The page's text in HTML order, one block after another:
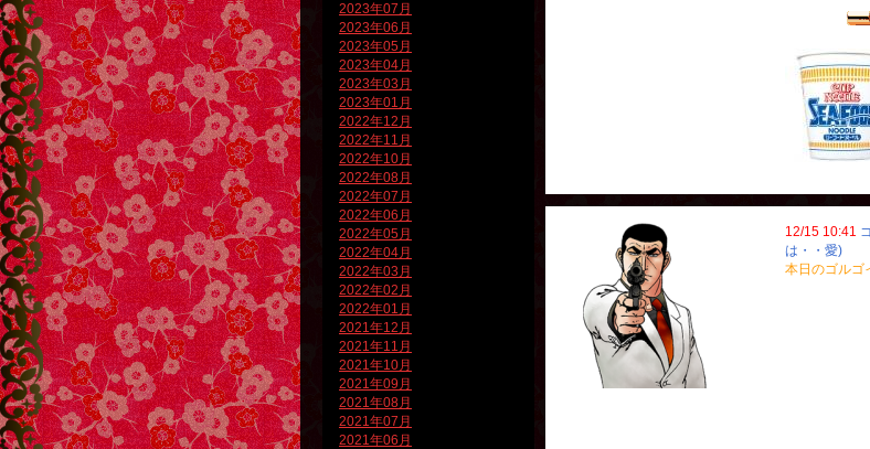
2023年07月
2023年06月
2023年05月
2023年04月
2023年03月
2023年01月
2022年12月
2022年11月
2022年10月
2022年08月
2022年07月
2022年06月
2022年05月
2022年04月
2022年03月
2022年02月
2022年01月
2021年12月
2021年11月
2021年10月
2021年09月
2021年08月
2021年07月
2021年06月
12/15 10:41
は・・愛)
本日のゴルゴ
◆本
40
●ご